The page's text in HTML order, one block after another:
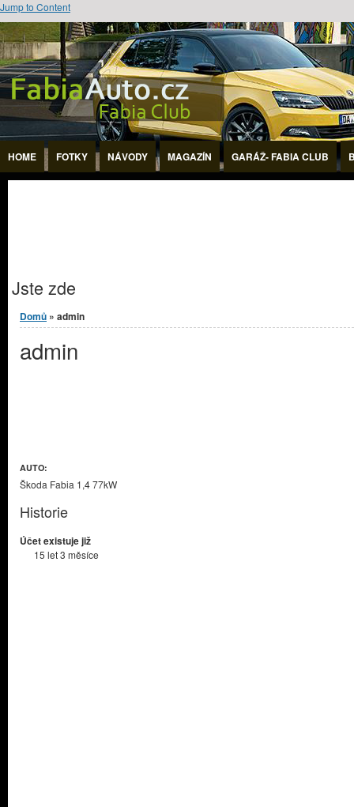
Jump to Content
HOME FOTKY NÁVODY MAGAZÍN GARÁŽ- FABIA CLUB
Jste zde
Domů » admin
admin
AUTO:
Škoda Fabia 1,4 77kW
Historie
Účet existuje již
15 let 3 měsíce